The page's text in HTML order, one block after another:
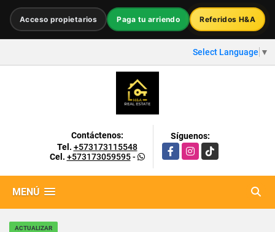
Acceso propietarios Paga tu arriendo Referidos H&A
Select Language ▼
Contáctenos:
Tel. +573173115548
Cel. +573173059595-
Síguenos:
FacebookInstagram
TikTok
MENÚ
ACTUALIZAR